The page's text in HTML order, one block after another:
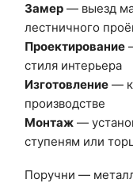
Замер — выезд
лестничного
Проектирование
стиля интерьера
Изготовление —
производстве
Монтаж —
ступеням или
Поручни —